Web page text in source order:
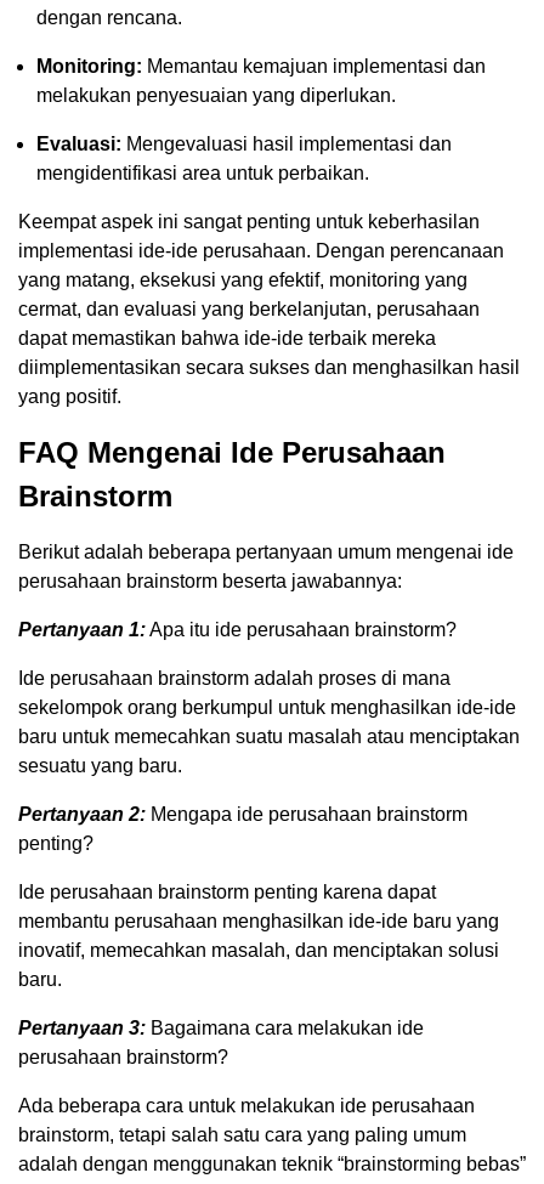
dengan rencana.
Monitoring: Memantau kemajuan implementasi dan
melakukan penyesuaian yang diperlukan.
Evaluasi: Mengevaluasi hasil implementasi dan
mengidentifikasi area untuk perbaikan.
Keempat aspek ini sangat penting untuk keberhasilan
implementasi ide-ide perusahaan. Dengan perencanaan
yang matang, eksekusi yang efektif, monitoring yang
cermat, dan evaluasi yang berkelanjutan, perusahaan
dapat memastikan bahwa ide-ide terbaik mereka
diimplementasikan secara sukses dan menghasilkan hasil
yang positif.
FAQ Mengenai Ide Perusahaan
Brainstorm
Berikut adalah beberapa pertanyaan umum mengenai ide
perusahaan brainstorm beserta jawabannya:
Pertanyaan 1:Apa itu ide perusahaan brainstorm?
Ide perusahaan brainstorm adalah proses di mana
sekelompok orang berkumpul untuk menghasilkan ide-ide
baru untuk memecahkan suatu masalah atau menciptakan
sesuatu yang baru.
Pertanyaan 2: Mengapa ide perusahaan brainstorm
penting?
Ide perusahaan brainstorm penting karena dapat
membantu perusahaan menghasilkan ide-ide baru yang
inovatif, memecahkan masalah, dan menciptakan solusi
baru.
Pertanyaan 3: Bagaimana cara melakukan ide
perusahaan brainstorm?
Ada beberapa cara untuk melakukan ide perusahaan
brainstorm, tetapi salah satu cara yang paling umum
adalah dengan menggunakan teknik “brainstorming bebas”